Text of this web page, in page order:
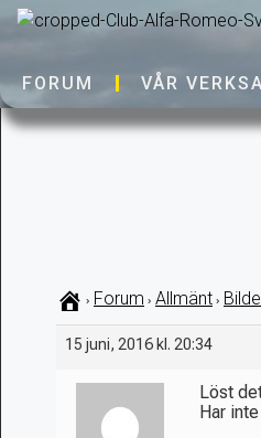
FORUM VÅR
› Forum › Allmänt ›
15 juni, 2016 kl. 20:34
Löst
Har